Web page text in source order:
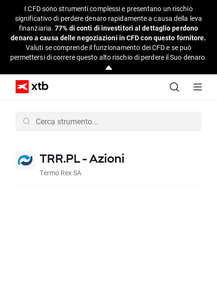
I CFD sono strumenti complessi e presentano un rischio
significativo di perdere denaro rapidamente a causa della leva
finanziaria.77% di conti di investitori al dettaglio perdono
denaro a causa delle negoziazioni in CFD con questo fornitore.
Valuti se comprende il funzionamento dei CFD e se può
permettersi di correre questo alto rischio di perdere il Suo denaro.
TRR.PL - Azioni
Termo Rex SA